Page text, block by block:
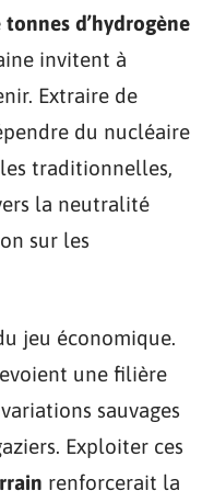
d’hydrogène
invitent à
Extraire de
du nucléaire
traditionnelles,
la neutralité
sur les
jeu économique.
une filière
sauvages
Exploiter ces
renforcerait la